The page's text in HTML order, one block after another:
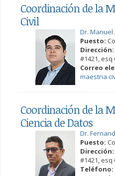
Coordinación de la
Civil
Dr.
Puesto:
Dirección:
#1421, esq
Correo
Coordinación de la
Ciencia de Datos
Dr.
Puesto:
Dirección:
#1421, esq
Teléfono: